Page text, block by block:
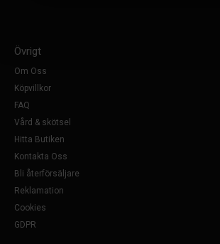
Övrigt
Om Oss
Köpvillkor
FAQ
Vård & skötsel
Hitta Butiken
Kontakta Oss
Bli återförsäljare
Reklamation
Cookies
GDPR